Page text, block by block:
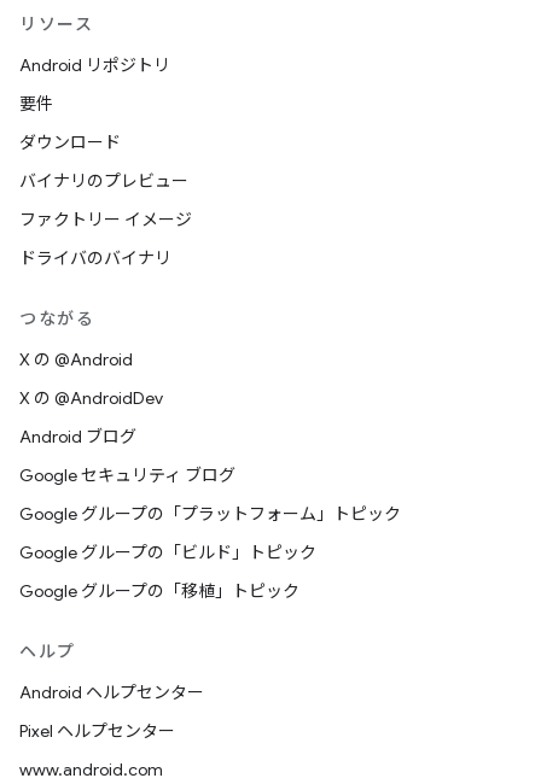
リソース
Android リポジトリ
要件
ダウンロード
バイナリのプレビュー
ファクトリー イメージ
ドライバのバイナリ
つながる
X の @Android
X の @AndroidDev
Android ブログ
Google セキュリティ ブログ
Google グループの「プラットフォーム」トピック
Google グループの「ビルド」トピック
Google グループの「移植」トピック
ヘルプ
Android ヘルプセンター
Pixel ヘルプセンター
www.android.com